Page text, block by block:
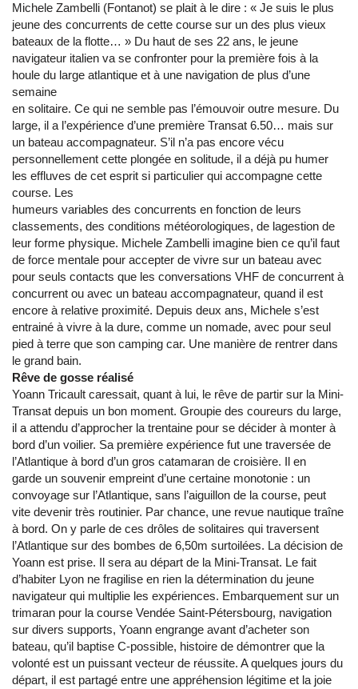
Michele Zambelli (Fontanot) se plait à le dire : « Je suis le plus
jeune des concurrents de cette course sur un des plus vieux
bateaux de la flotte… » Du haut de ses 22 ans, le jeune
navigateur italien va se confronter pour la première fois à la
houle du large atlantique et à une navigation de plus d’une
semaine
en solitaire. Ce qui ne semble pas l’émouvoir outre mesure. Du
large, il a l’expérience d’une première Transat 6.50… mais sur
un bateau accompagnateur. S’il n’a pas encore vécu
personnellement cette plongée en solitude, il a déjà pu humer
les effluves de cet esprit si particulier qui accompagne cette
course. Les
humeurs variables des concurrents en fonction de leurs
classements, des conditions météorologiques, de lagestion de
leur forme physique. Michele Zambelli imagine bien ce qu’il faut
de force mentale pour accepter de vivre sur un bateau avec
pour seuls contacts que les conversations VHF de concurrent à
concurrent ou avec un bateau accompagnateur, quand il est
encore à relative proximité. Depuis deux ans, Michele s’est
entrainé à vivre à la dure, comme un nomade, avec pour seul
pied à terre que son camping car. Une manière de rentrer dans
le grand bain.
Rêve de gosse réalisé
Yoann Tricault caressait, quant à lui, le rêve de partir sur la Mini-
Transat depuis un bon moment. Groupie des coureurs du large,
il a attendu d’approcher la trentaine pour se décider à monter à
bord d’un voilier. Sa première expérience fut une traversée de
l’Atlantique à bord d’un gros catamaran de croisière. Il en
garde un souvenir empreint d’une certaine monotonie : un
convoyage sur l’Atlantique, sans l’aiguillon de la course, peut
vite devenir très routinier. Par chance, une revue nautique traîne
à bord. On y parle de ces drôles de solitaires qui traversent
l’Atlantique sur des bombes de 6,50m surtoilées. La décision de
Yoann est prise. Il sera au départ de la Mini-Transat. Le fait
d’habiter Lyon ne fragilise en rien la détermination du jeune
navigateur qui multiplie les expériences. Embarquement sur un
trimaran pour la course Vendée Saint-Pétersbourg, navigation
sur divers supports, Yoann engrange avant d’acheter son
bateau, qu’il baptise C-possible, histoire de démontrer que la
volonté est un puissant vecteur de réussite. A quelques jours du
départ, il est partagé entre une appréhension légitime et la joie